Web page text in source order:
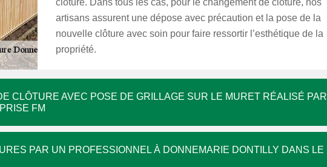
clôture. Dans tous les cas, pour le changement de clôture, nos
artisans assurent une dépose avec précaution et la pose de la
nouvelle clôture avec soin pour faire ressortir l’esthétique de la
propriété.
CLÔTURE AVEC POSE DE GRILLAGE SUR LE MURET RÉALISÉ PAR
FM
PAR UN PROFESSIONNEL À DONNEMARIE DONTILLY DANS LE